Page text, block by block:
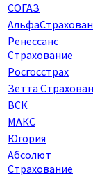
СОГАЗ
Ренессанс
Страхование
Росгосстрах
Зетта
ВСК
МАКС
Югория
Абсолют
Страхование